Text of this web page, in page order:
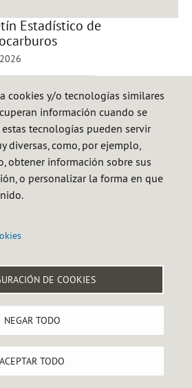
Estadístico de
estadístico anual 2024
(Xlsx 3.43 Mb)
cookies y/o tecnologías similares
información cuando se
estas tecnologías pueden servir
diversas, como, por ejemplo,
obtener información sobre sus
o personalizar la forma en que
DE COOKIES
NEGAR TODO
ACEPTAR TODO

de privacidad
Política de cookies
web Canal interno de información
España - Tlf.: +34 91 360 09 10